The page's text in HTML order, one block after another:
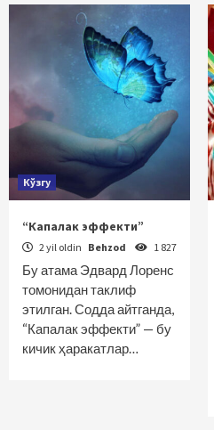
Кўзгу
“Капалак эффекти”
2 yil oldin Behzod 1 827
Бу атама Эдвард Лоренс
томонидан таклиф
этилган. Содда айтганда,
“Капалак эффекти” — бу
кичик ҳаракатлар…